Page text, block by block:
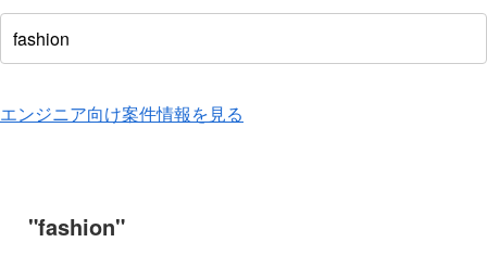
エンジニア向け案件情報を見る
"fashion"